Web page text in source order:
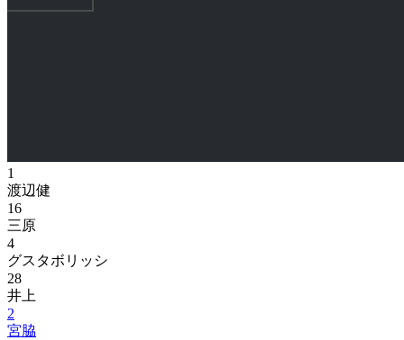
1
渡辺健
16
三原
4
グスタボリッシ
28
井上
2
宮脇